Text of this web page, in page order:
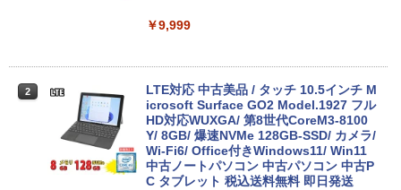
￥9,999
2
LTE対応 中古美品 / タッチ 10.5インチ M
icrosoft Surface GO2 Model.1927 フル
HD対応WUXGA/ 第8世代CoreM3-8100
Y/ 8GB/ 爆速NVMe 128GB-SSD/ カメラ/
Wi-Fi6/ Office付きWindows11/ Win11
中古ノートパソコン 中古パソコン 中古P
C タブレット 税込送料無料 即日発送